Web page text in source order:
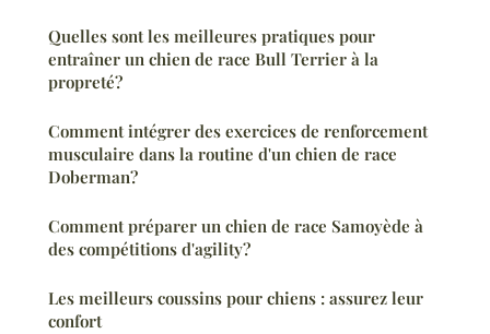
Quelles sont les meilleures pratiques pour
entraîner un chien de race Bull Terrier à la
propreté?
Comment intégrer des exercices de renforcement
musculaire dans la routine d'un chien de race
Doberman?
Comment préparer un chien de race Samoyède à
des compétitions d'agility?
Les meilleurs coussins pour chiens : assurez leur
confort